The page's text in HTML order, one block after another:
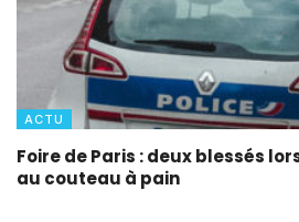
ACTU
Foire de Paris : deux blessés
au couteau à pain